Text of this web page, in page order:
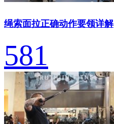
绳索面拉正确动作要领详解
581